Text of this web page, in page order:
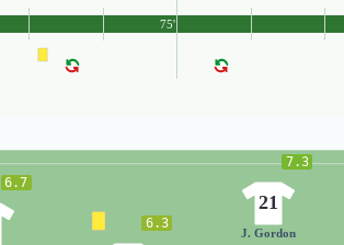
75'
7.3
21
J. Gordon
6.3
6.7